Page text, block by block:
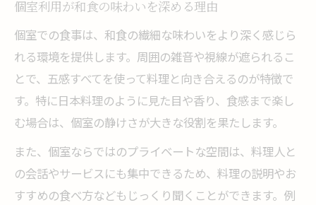
個室利用が和食の味わいを深める理由
個室での食事は、和食の繊細な味わいをより深く感じら
れる環境を提供します。周囲の雑音や視線が遮られるこ
とで、五感すべてを使って料理と向き合えるのが特徴で
す。特に日本料理のように見た目や香り、食感まで楽し
む場合は、個室の静けさが大きな役割を果たします。
また、個室ならではのプライベートな空間は、料理人と
の会話やサービスにも集中できるため、料理の説明やお
すすめの食べ方などもじっくり聞くことができます。例